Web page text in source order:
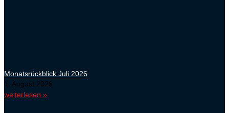
Monatsrückblick Juli 2026
1. August 2026
weiterlesen »